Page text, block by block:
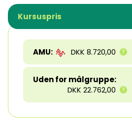
Kursuspris
AMU: DKK 8.720,00
Uden for målgruppe:
DKK 22.762,00